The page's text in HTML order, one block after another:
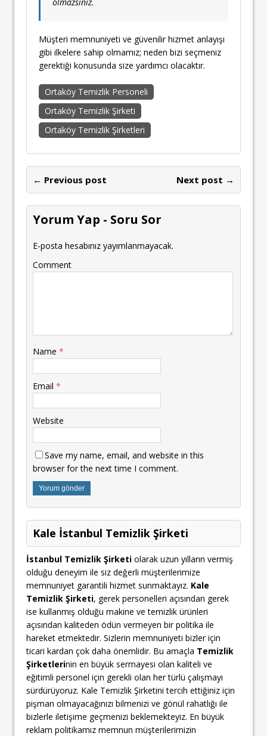
Müşteri memnuniyeti ve güvenilir hizmet anlayışı
gibi ilkelere sahip olmamız; neden bizi seçmeniz
gerektiği konusunda size yardımcı olacaktır.
Ortaköy Temizlik Personeli
Ortaköy Temizlik Şirketi
Ortaköy Temizlik Şirketleri
← Previous post Next post →
Yorum Yap - Soru Sor
E-posta hesabınız yayımlanmayacak.
Comment
Name *
Email *
Website
Save my name, email, and website in this
browser for the next time I comment.
Kale İstanbul Temizlik Şirketi
İstanbul Temizlik Şirketi olarak uzun yılların vermiş
olduğu deneyim ile siz değerli müşterilerimize
memnuniyet garantili hizmet sunmaktayız. Kale
Temizlik Şirketi, gerek personelleri açısından gerek
ise kullanmış olduğu makine ve temizlik ürünleri
açısından kaliteden ödün vermeyen bir politika ile
hareket etmektedir. Sizlerin memnuniyeti bizler için
ticari kardan çok daha önemlidir. Bu amaçla Temizlik
Şirketlerinin en büyük sermayesi olan kaliteli ve
eğitimli personel için gerekli olan her türlü çalışmayı
sürdürüyoruz. Kale Temizlik Şirketini tercih ettiğiniz için
pişman olmayacağınızı bilmenizi ve gönül rahatlığı ile
bizlerle iletişime geçmenizi beklemekteyiz. En büyük
reklam politikamız memnun müşterilerimizin